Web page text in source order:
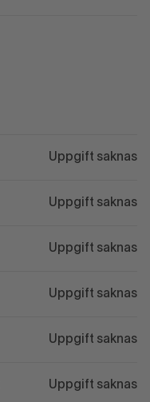
Uppgift saknas
Uppgift saknas
Uppgift saknas
Uppgift saknas
Uppgift saknas
Uppgift saknas